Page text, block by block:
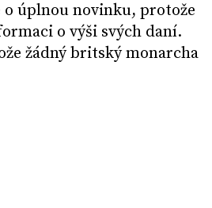
o úplnou novinku, protože
o výši svých daní.
žádný britský monarcha